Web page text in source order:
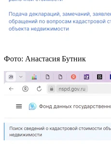
Фото: Анастасия Бутник